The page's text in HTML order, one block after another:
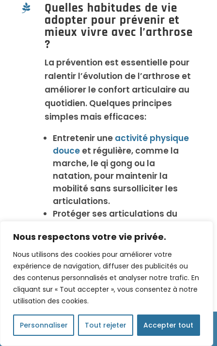
Nous respectons votre vie privée.
Nous utilisons des cookies pour améliorer votre
expérience de navigation, diffuser des publicités ou
des contenus personnalisés et analyser notre trafic. En
cliquant sur « Tout accepter », vous consentez à notre
utilisation des cookies.
Personnaliser Tout rejeter Accepter tout
 Quelles habitudes de vie
adopter pour prévenir et
mieux vivre avec l’arthrose
?
La prévention est essentielle pour
ralentir l’évolution de l’arthrose et
améliorer le confort articulaire au
quotidien. Quelques principes
simples mais efficaces:
Entretenir une activité physique
douceet régulière, comme la
marche, le qi gong ou la
natation, pour maintenir la
mobilité sans sursolliciter les
articulations.
Protéger ses articulations du
aggravants selon la MTC.
Adopter une alimentation
équilibrée et anti-inflammatoire,
riche en légumes, oméga-3 et
aliments naturels.
Favoriser
indispensable à la régénération
des tissus et à l’équilibre

Accès

Réservez votre rdv

06 84 83 93 93